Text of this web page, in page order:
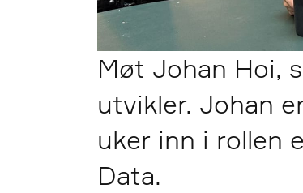
Møt Johan Hoi,
utvikler. Johan
uker inn i rollen
Data.